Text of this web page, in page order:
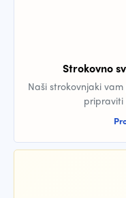
Strokovno
Naši strokovnjaki
pripraviti